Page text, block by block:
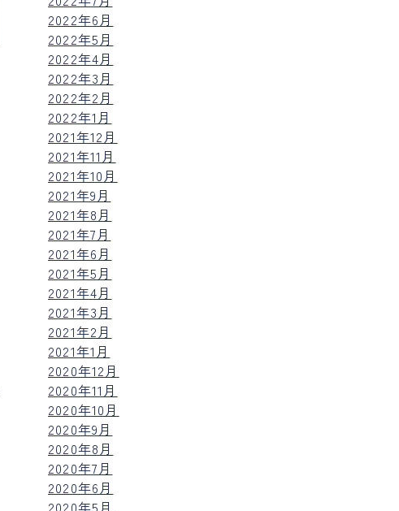
2022年6月
2022年5月
2022年4月
2022年3月
2022年2月
2022年1月
2021年12月
2021年11月
2021年10月
2021年9月
2021年8月
2021年7月
2021年6月
2021年5月
2021年4月
2021年3月
2021年2月
2021年1月
2020年12月
2020年11月
2020年10月
2020年9月
2020年8月
2020年7月
2020年6月
2020年5月